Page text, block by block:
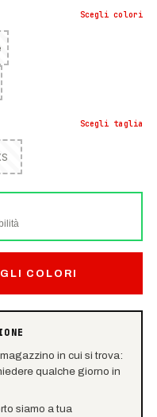
Scegli colori
Scegli taglia
COLORI
in cui si trova:
qualche giorno in
siamo a tua